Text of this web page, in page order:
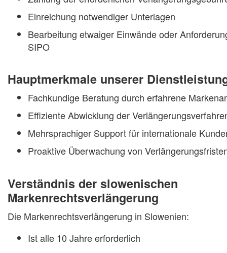
Einreichung notwendiger Unterlagen
Bearbeitung etwaiger Einwände oder
SIPO
Hauptmerkmale unserer
Fachkundige Beratung durch erfahrene
Effiziente Abwicklung der
Mehrsprachiger Support für internationale
Proaktive Überwachung von
Verständnis der slowenischen
Markenrechtsverlängerung
Die Markenrechtsverlängerung in Slowenien:
Ist alle 10 Jahre erforderlich